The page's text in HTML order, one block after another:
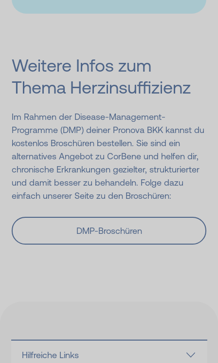
Weitere Infos zum
Thema Herzin­suffizienz
Im Rahmen der Disease-Management-
Programme (DMP) deiner Pronova BKK kannst du
kostenlos Broschüren bestellen. Sie sind ein
alternatives Angebot zu CorBene und helfen dir,
chronische Erkrankungen gezielter, strukturierter
und damit besser zu behandeln. Folge dazu
einfach unserer Seite zu den Broschüren:
DMP-Broschüren
Hilfreiche Links